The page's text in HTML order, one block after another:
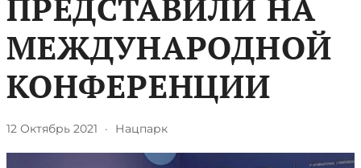
МЕЖДУНАРОДНОЙ
КОНФЕРЕНЦИИ
12 Октябрь 2021 · Нацпарк